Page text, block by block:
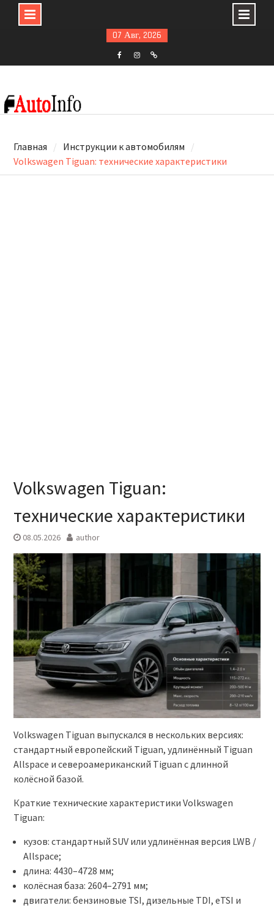
content
07 Авг, 2026
Главная
Инструкции к автомобилям
Volkswagen Tiguan: технические характеристики
Volkswagen Tiguan:
технические характеристики
08.05.2026 author
Volkswagen Tiguan выпускался в нескольких версиях:
стандартный европейский Tiguan, удлинённый Tiguan
Allspace и североамериканский Tiguan с длинной
колёсной базой.
Краткие технические характеристики Volkswagen
Tiguan:
кузов: стандартный SUV или удлинённая версия LWB /
Allspace;
длина: 4430–4728 мм;
колёсная база: 2604–2791 мм;
двигатели: бензиновые TSI, дизельные TDI, eTSI и